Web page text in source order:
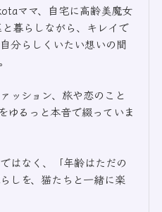
ママ、自宅に高齢美魔女
暮らしながら、キレイで
分らしくいたい想いの間
ッション、旅や恋のこと
ゆるっと本音で綴っていま
はなく、「年齢はただの
しを、猫たちと一緒に楽